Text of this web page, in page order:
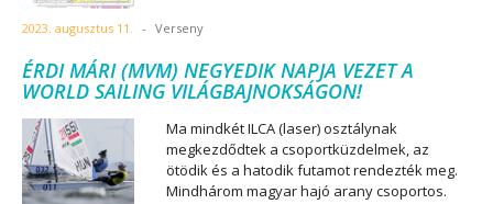
2023. augusztus 11. - Verseny
ÉRDI MÁRI (MVM) NEGYEDIK NAPJA VEZET A
WORLD SAILING VILÁGBAJNOKSÁGON!
Ma mindkét ILCA (laser) osztálynak
megkezdődtek a csoportküzdelmek, az
ötödik és a hatodik futamot rendezték meg.
Mindhárom magyar hajó arany csoportos.